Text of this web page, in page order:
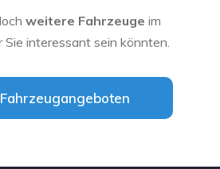
weitere Fahrzeuge im
Sie interessant sein könnten.